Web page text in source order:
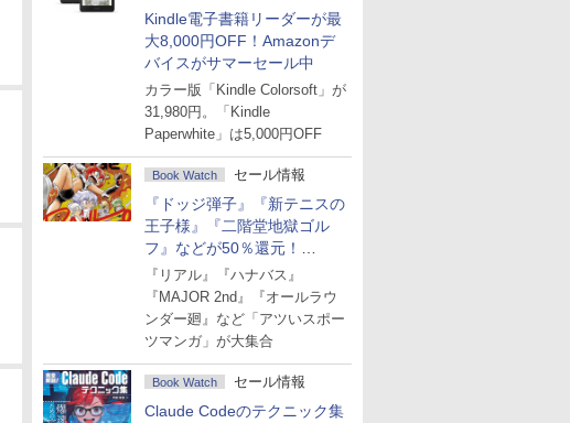
Kindle電子書籍リーダーが最
大8,000円OFF！Amazonデ
バイスがサマーセール中
カラー版「Kindle Colorsoft」が
31,980円。「Kindle
Paperwhite」は5,000円OFF
Book Watch セール情報
『ドッジ弾子』『新テニスの
王子様』『二階堂地獄ゴル
フ』などが50％還元！
Amazonマンガ週末セール
『リアル』『ハナバス』
『MAJOR 2nd』『オールラウ
ンダー廻』など「アツいスポー
ツマンガ」が大集合
Book Watch セール情報
Claude Codeのテクニック集